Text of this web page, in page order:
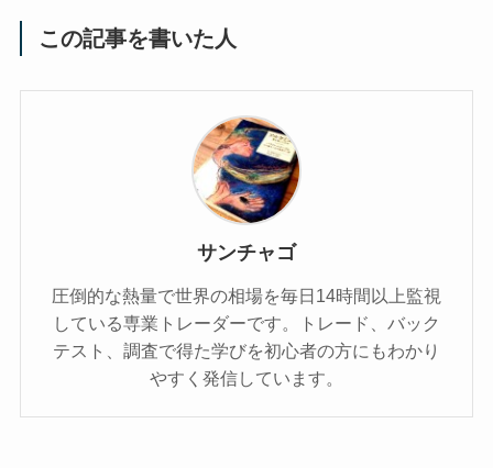
この記事を書いた人
サンチャゴ
圧倒的な熱量で世界の相場を毎日14時間以上監視
している専業トレーダーです。トレード、バック
テスト、調査で得た学びを初心者の方にもわかり
やすく発信しています。